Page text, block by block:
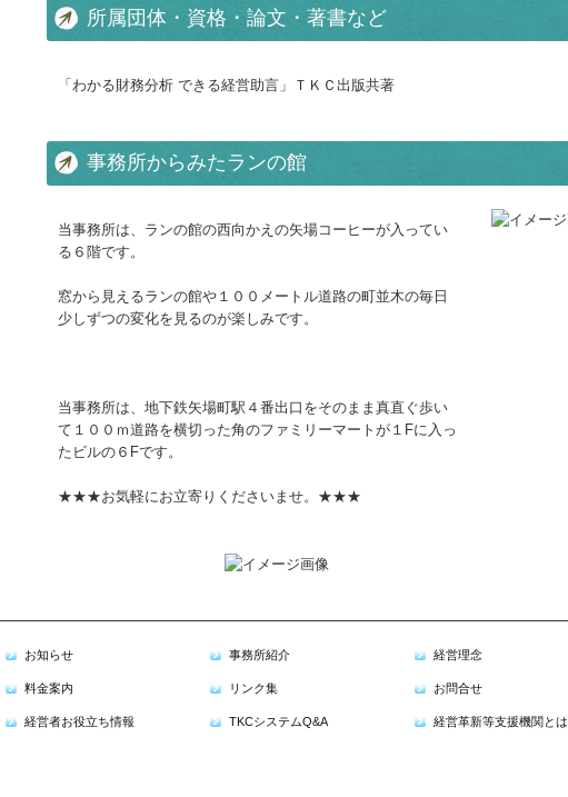
所属団体・資格・論文・著書など
「わかる財務分析 できる経営助言」ＴＫＣ出版共著
事務所からみたランの館
当事務所は、ランの館の西向かえの矢場コーヒーが入ってい
る６階です。
窓から見えるランの館や１００メートル道路の町並木の毎日
少しずつの変化を見るのが楽しみです。
当事務所は、地下鉄矢場町駅４番出口をそのまま真直ぐ歩い
て１００ｍ道路を横切った角のファミリーマートが１Fに入っ
たビルの６Fです。
★★★お気軽にお立寄りくださいませ。★★★
お知らせ 事務所紹介 経営理念
料金案内 リンク集 お問合せ
経営者お役立ち情報 TKCシステムQ&A 経営革新等支援機関とは